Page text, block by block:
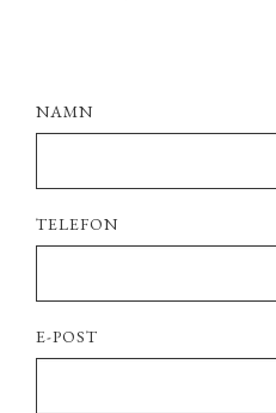
NAMN
TELEFON
E-POST